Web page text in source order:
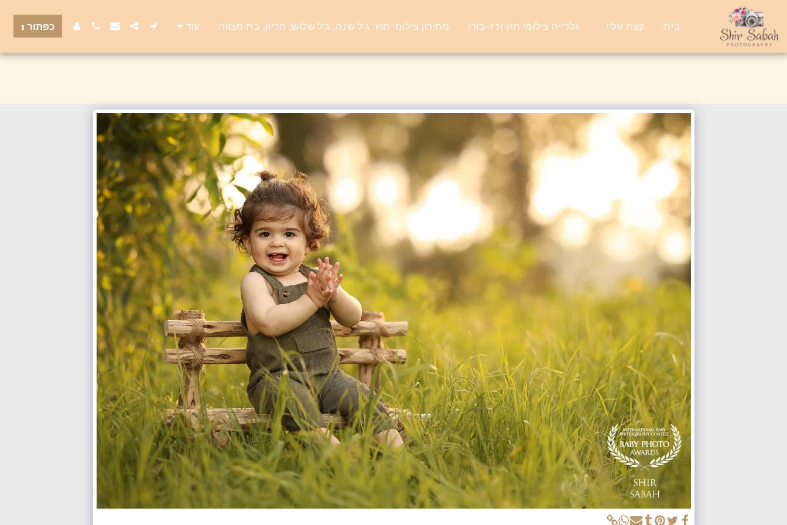
בית קצת עליי... גלרייה צילומי חוץ וניו-בורן מחירון צילומי חוץ: גיל שנה, גיל שלוש, הריון, בת מצווה עוד כפתור 1